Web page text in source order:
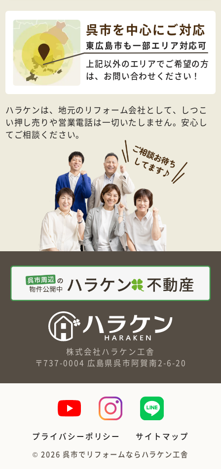
呉市を中心にご対応
東広島市も一部エリア対応可
上記以外のエリアでご希望の方
は、 お問い合わせください！
ハラケンは、地元のリフォーム会社として、しつこ
い押し売りや営業電話は一切いたしません。安心し
てご相談ください。
株式会社ハラケン工舎
〒737-0004 広島県呉市阿賀南2-6-20
プライバシーポリシー サイトマップ
© 2026呉市でリフォームならハラケン工舎